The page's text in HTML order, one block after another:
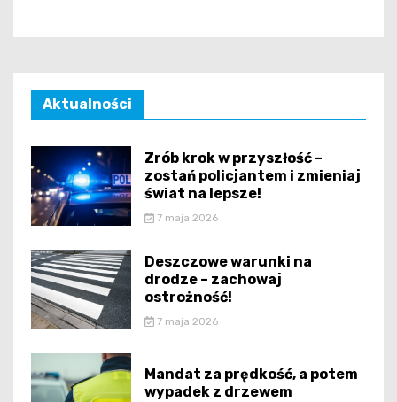
Aktualności
Zrób krok w przyszłość –
zostań policjantem i zmieniaj
świat na lepsze!
7 maja 2026
Deszczowe warunki na
drodze – zachowaj
ostrożność!
7 maja 2026
Mandat za prędkość, a potem
wypadek z drzewem